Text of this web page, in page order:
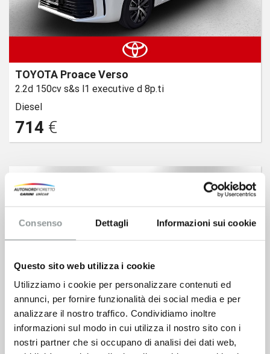
Consenso Dettagli Informazioni sui cookie
Questo sito web utilizza i cookie
Utilizziamo i cookie per personalizzare contenuti ed
annunci, per fornire funzionalità dei social media e per
analizzare il nostro traffico. Condividiamo inoltre
informazioni sul modo in cui utilizza il nostro sito con i
nostri partner che si occupano di analisi dei dati web,
TOYOTA Proace Verso
2.2d 150cv s&s l1 executive d 8p.ti
Diesel
714 €